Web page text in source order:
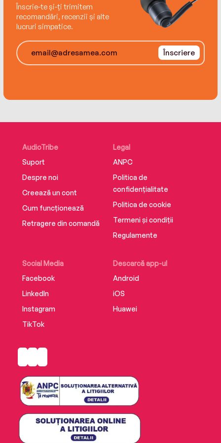
Înscrie-te și-ți trimitem
recomandări, recenzii și alte
lucruri simpatice.
Înscriere
AudioTribe
Suport
Despre noi
Creează un cont
Cum funcționează
Retragere din comandă
Social Media
Facebook
LinkedIn
Instagram
TikTok
Descarcă app-ul
Android
iOS
Huawei
Legal
ANPC
Politica de
confidențialitate
Politica de cookie
Termeni și condiții
Regulamente